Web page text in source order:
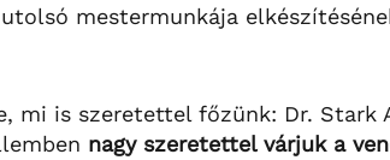
mestermunkája
mi is szeretettel főzünk: Dr. Stark
nagy szeretettel várjuk a